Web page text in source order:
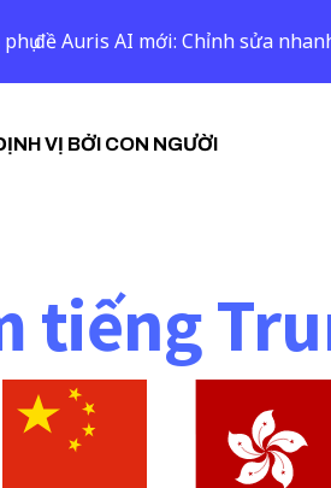
VỊ BỞI CON NGƯỜI
tiếng
đề Auris AI mới: Chỉnh sửa